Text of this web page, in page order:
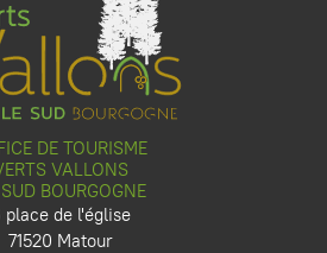
DE TOURISME
VALLONS
BOURGOGNE
place de l'église
71520 Matour